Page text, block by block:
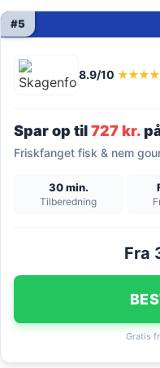
#5
8.9/10
Spar op til727 kr.
Friskfanget fisk & nem
30 min.
Tilberedning
Fra
Gratis